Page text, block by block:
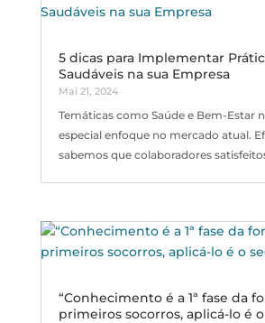
5 dicas para Implementar
Saudáveis na sua Empresa
Mai 21, 2024
Temáticas como Saúde e Bem-Estar
especial enfoque no mercado atual.
sabemos que colaboradores
“Conhecimento é a 1ª fase da
primeiros socorros, aplicá-lo é